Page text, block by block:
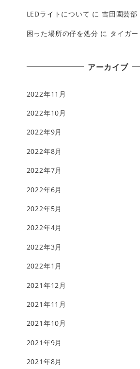
LEDライトについて に吉田園芸部
困った場所の仔を処分 に タイガー
アーカイブ
2022年11月
2022年10月
2022年9月
2022年8月
2022年7月
2022年6月
2022年5月
2022年4月
2022年3月
2022年1月
2021年12月
2021年11月
2021年10月
2021年9月
2021年8月